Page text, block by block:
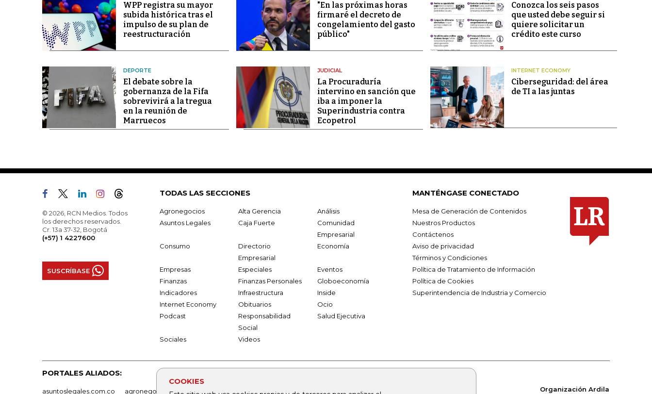
COOKIES
WPP registra su mayor
subida histórica tras el
impulso de su plan de
reestructuración
"En las próximas horas
firmaré el decreto de
congelamiento del gasto
público"
Conozca los seis pasos
que usted debe seguir si
quiere solicitar un
crédito este curso
DEPORTE
El debate sobre la
gobernanza de la Fifa
sobrevivirá a la tregua
en la reunión de
Marruecos
JUDICIAL
La Procuraduría
intervino en sanción que
iba a imponer la
Superindustria contra
Ecopetrol
INTERNET ECONOMY
Ciberseguridad: del área
de TI a las juntas
© 2026, RCN Medios. Todos
los derechos reservados.
Cr. 13a 37-32, Bogotá
(+57) 1 4227600
SUSCRÍBASE
TODAS LAS SECCIONES
Agronegocios Alta Gerencia
Análisis
Asuntos Legales
Caja Fuerte
Comunidad
Empresarial
Consumo
Directorio
Empresarial
Economía
Empresas Especiales
Eventos
Finanzas
Finanzas Personales
Globoeconomía
Indicadores
Infraestructura
Inside
Internet Economy
Obituarios
Ocio
Podcast
Responsabilidad
Social
Salud Ejecutiva
Sociales Videos
MANTÉNGASE CONECTADO
Mesa de Generación de Contenidos
Nuestros Productos
Contáctenos
Aviso de privacidad
Términos y Condiciones
Política de Tratamiento de Información
Política de Cookies
Superintendencia de Industria y Comercio
PORTALES ALIADOS:
asuntoslegales.com.co agronegocios.co empresas.larepublica.co firmasdeabogados.com bolsaencolombia.com
Organización Ardila